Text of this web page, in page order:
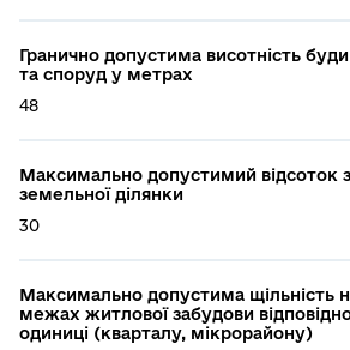
Гранично допустима висотність
та споруд у метрах
48
Максимально допустимий відсоток
земельної ділянки
30
Максимально допустима щільність
межах житлової забудови
одиниці (кварталу, мікрорайону)